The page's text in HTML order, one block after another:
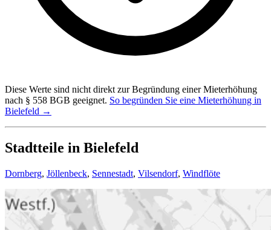
Diese Werte sind nicht direkt zur Begründung einer Mieterhöhung
nach § 558 BGB geeignet. So begründen Sie eine Mieterhöhung in
Bielefeld →
Stadtteile in Bielefeld
Dornberg, Jöllenbeck, Sennestadt, Vilsendorf, Windflöte